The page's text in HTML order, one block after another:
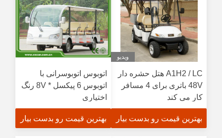
ویدیو
A1H2 / LC هتل حشره دار
48V باتری برای 4 مسافر
کار می کند
بهترین قیمت رو بدست بیار
اتوبوس اتوبوسرانی با
اتوبوس 6 پیکسل * 8V رنگ
اختیاری
بهترین قیمت رو بدست بیار